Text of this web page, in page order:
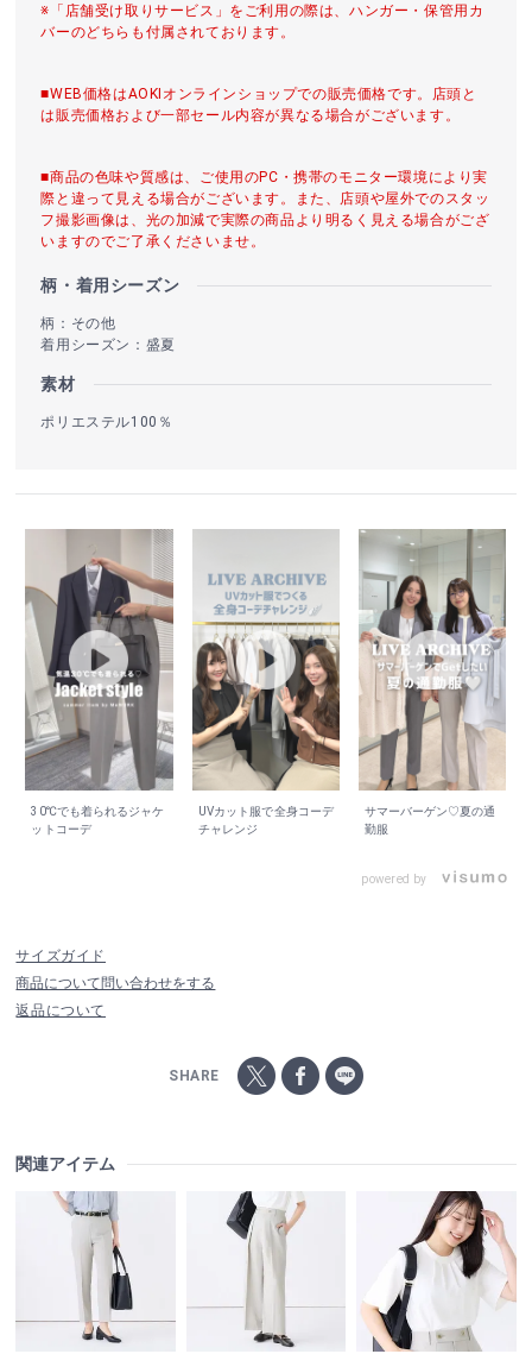
※「店舗受け取りサービス」をご利用の際は、ハンガー・保管用カ
バーのどちらも付属されております。
■WEB価格はAOKIオンラインショップでの販売価格です。店頭と
は販売価格および一部セール内容が異なる場合がございます。
■商品の色味や質感は、ご使用のPC・携帯のモニター環境により実
際と違って見える場合がございます。また、店頭や屋外でのスタッ
フ撮影画像は、光の加減で実際の商品より明るく見える場合がござ
いますのでご了承くださいませ。
柄・着用シーズン
柄：その他
着用シーズン：盛夏
素材
ポリエステル100％
30℃でも着られるジャケ
ットコーデ
UVカット服で全身コーデ
チャレンジ
サマーバーゲン♡夏の通
勤服
powered by
サイズガイド
商品について問い合わせをする
返品について
SHARE
関連アイテム